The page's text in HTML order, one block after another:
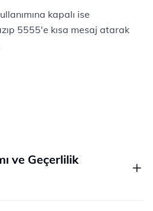
kapalı ise
5555'e kısa mesaj atarak
ve Geçerlilik